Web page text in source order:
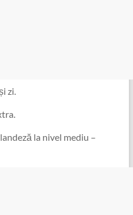
zi.
la nivel mediu –